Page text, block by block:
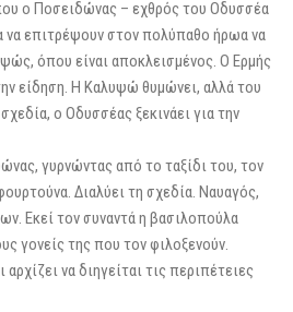
ο Ποσειδώνας – εχθρός του Οδυσσέα
να επιτρέψουν στον πολύπαθο ήρωα να
όπου είναι αποκλεισμένος. Ο Ερμής
είδηση. Η Καλυψώ θυμώνει, αλλά του
ο Οδυσσέας ξεκινάει για την
γυρνώντας από το ταξίδι του, τον
Διαλύει τη σχεδία. Ναυαγός,
Εκεί τον συναντά η βασιλοπούλα
γονείς της που τον φιλοξενούν.
να διηγείται τις περιπέτειες